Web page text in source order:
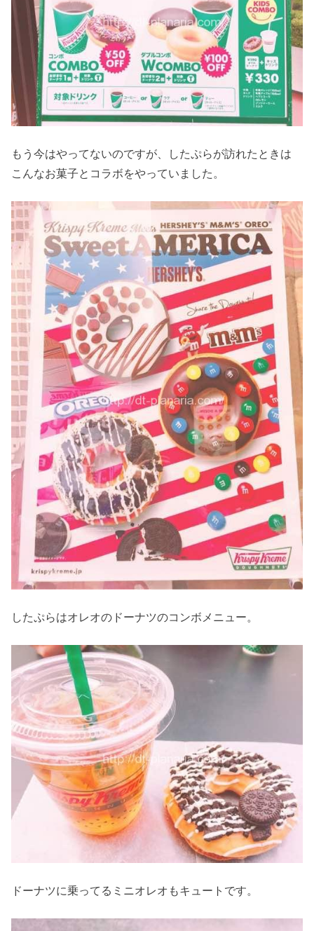
もう今はやってないのですが、したぷらが訪れたときは
こんなお菓子とコラボをやっていました。
したぷらはオレオのドーナツのコンボメニュー。
ドーナツに乗ってるミニオレオもキュートです。